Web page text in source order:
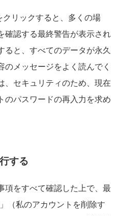
クリックすると、多くの場
確認する最終警告が表示され
ると、すべてのデータが永久
メッセージをよく読んでく
、セキュリティのため、現在
のパスワードの再入力を求め
する
項をすべて確認した上で、最
（私のアカウントを削除す